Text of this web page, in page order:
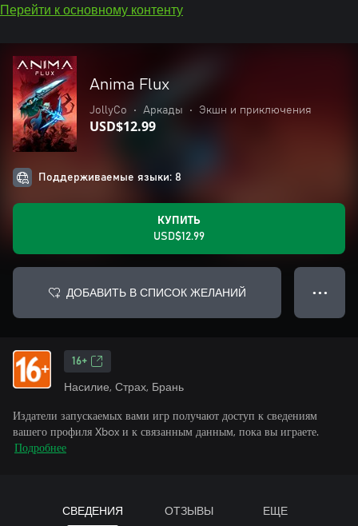
Перейти к основному контенту
Anima Flux
JollyCo • Аркады • Экшн и приключения
USD$12.99
Поддерживаемые языки: 8
КУПИТЬ
USD$12.99
ДОБАВИТЬ В СПИСОК ЖЕЛАНИЙ ● ● ●
16+
Насилие, Страх, Брань
Издатели запускаемых вами игр получают доступ к сведениям
вашего профиля Xbox и к связанным данным, пока вы играете.
Подробнее
СВЕДЕНИЯ ОТЗЫВЫ ЕЩЕ